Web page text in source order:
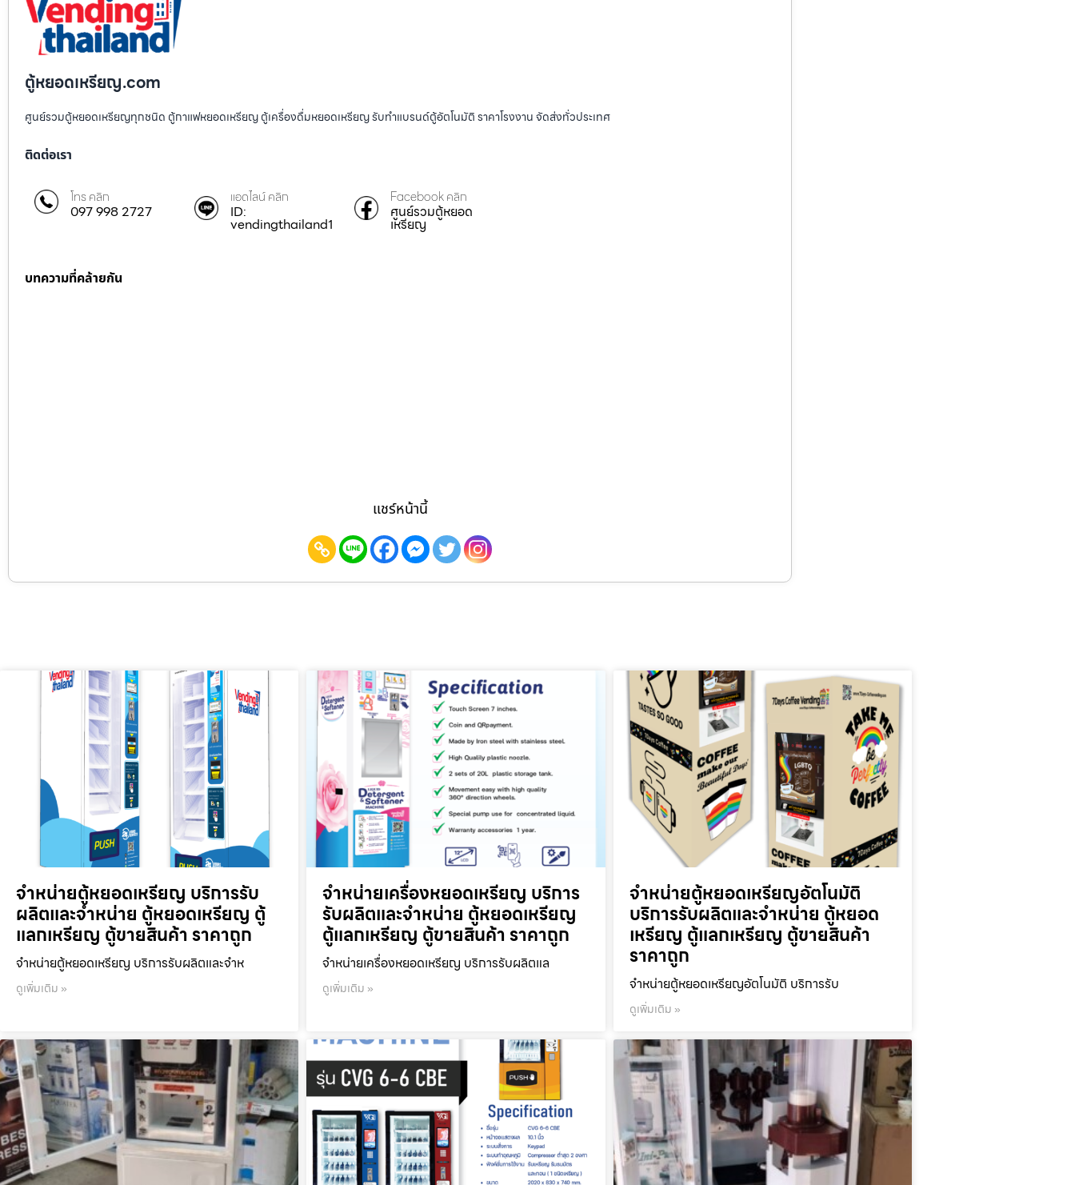
ตู้หยอดเหรียญ.com
ศูนย์รวมตู้หยอดเหรียญทุกชนิด ตู้กาแฟหยอดเหรียญ ตู้เครื่องดื่มหยอดเหรียญ รับทำแบรนด์ตู้อัตโนมัติ ราคาโรงงาน จัดส่งทั่วประเทศ
ติดต่อเรา
โทร คลิก
097 998 2727
แอดไลน์ คลิก
ID:
vendingthailand1
Facebook คลิก
ศูนย์รวมตู้หยอด
เหรียญ
บทความที่คล้ายกัน
แชร์หน้านี้
จำหน่ายตู้หยอดเหรียญ บริการรับ
ผลิตและจำหน่าย ตู้หยอดเหรียญ ตู้
แลกเหรียญ ตู้ขายสินค้า ราคาถูก
จำหน่ายตู้หยอดเหรียญ บริการรับผลิตและจำห
ดูเพิ่มเติม »
จำหน่ายเครื่องหยอดเหรียญ บริการ
รับผลิตและจำหน่าย ตู้หยอดเหรียญ
ตู้แลกเหรียญ ตู้ขายสินค้า ราคาถูก
จำหน่ายเครื่องหยอดเหรียญ บริการรับผลิตแล
ดูเพิ่มเติม »
จำหน่ายตู้หยอดเหรียญ​อัตโนมัติ
บริการรับผลิตและจำหน่าย ตู้หยอด
เหรียญ ตู้แลกเหรียญ ตู้ขายสินค้า
ราคาถูก
จำหน่ายตู้หยอดเหรียญ​อัตโนมัติ บริการรับ
ดูเพิ่มเติม »